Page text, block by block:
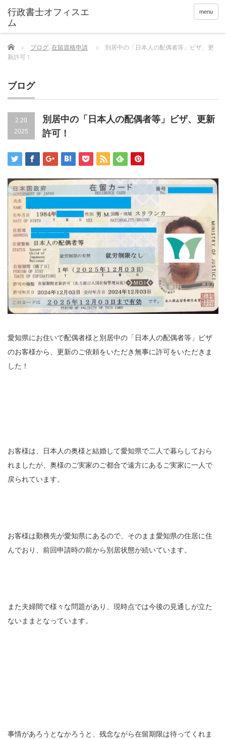
menu
Home ブログ, 在留資格申請
別居中の「日本人の配偶者等」ビザ、更
新許可！
ブログ
2.20
2025
別居中の「日本人の配偶者等」ビザ、更新
許可！
愛知県にお住いで配偶者様と別居中の「日本人の配偶者等」ビザ
のお客様から、更新のご依頼をいただき無事に許可をいただきま
した！
お客様は、日本人の奥様と結婚して愛知県で二人で暮らしておら
れましたが、奥様のご実家のご都合で遠方にあるご実家に一人で
戻られています。
お客様は勤務先が愛知県にあるので、そのまま愛知県の住居に住
んでおり、前回申請時の前から別居状態が続いています。
また夫婦間で様々な問題があり、現時点では今後の見通しが立た
ないままとなっています。
事情があろうとなかろうと、残念ながら在留期限は待ってくれま